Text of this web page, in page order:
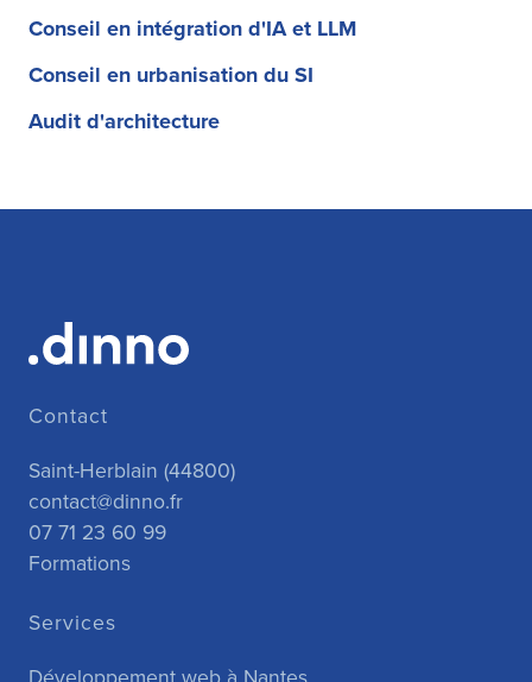
Conseil en intégration d'IA et LLM
Conseil en urbanisation du SI
Audit d'architecture
Contact
Saint-Herblain (44800)
contact@dinno.fr
07 71 23 60 99
Formations
Services